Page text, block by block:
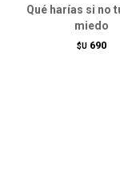
Qué harías si no
miedo
$U 690